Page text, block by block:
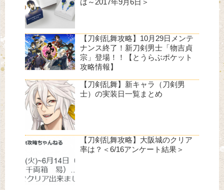
【刀剣乱舞攻略】10月29日メンテ
ナンス終了！新刀剣男士「物吉貞
宗」登場！！【とうらぶポケット
攻略情報】
【刀剣乱舞】新キャラ（刀剣男
士）の実装日一覧まとめ
【刀剣乱舞攻略】大阪城のクリア
率は？＜6/16アンケート結果＞